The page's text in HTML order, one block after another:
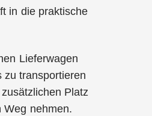
in die praktische
Lieferwagen
zu transportieren
Platz
Weg nehmen.